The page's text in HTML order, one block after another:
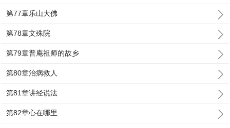
第77章乐山大佛
第78章文殊院
第79章普庵祖师的故乡
第80章治病救人
第81章讲经说法
第82章心在哪里